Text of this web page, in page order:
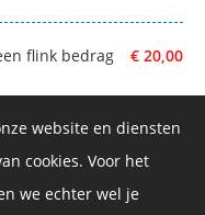
€ 20,00
flink bedrag
website en diensten
cookies. Voor het
we echter wel je